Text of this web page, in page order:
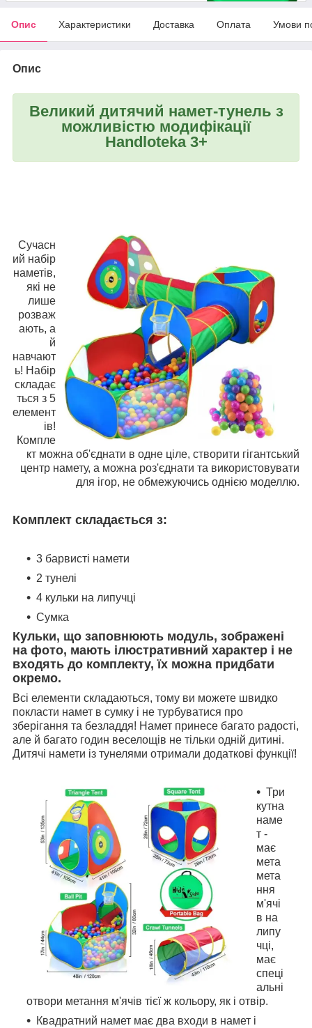
Опис Характеристики Доставка Оплата Умови
Опис
Великий дитячий намет-тунель з
можливістю модифікації
Handloteka 3+
Сучасн
ий набір
наметів,
які не
лише
розваж
ають, а
й
навчают
ь! Набір
складає
ться з 5
елемент
ів!
Компле
кт можна об'єднати в одне ціле, створити гігантський
центр намету, а можна роз'єднати та використовувати
для ігор, не обмежуючись однією моделлю.
Комплект складається з:
3 барвисті намети
2 тунелі
4 кульки на липучці
Сумка
Кульки, що заповнюють модуль, зображені
на фото, мають ілюстративний характер і не
входять до комплекту, їх можна придбати
окремо.
Всі елементи складаються, тому ви можете швидко
покласти намет в сумку і не турбуватися про
зберігання та безладдя! Намет принесе багато радості,
але й багато годин веселощів не тільки одній дитині.
Дитячі намети із тунелями отримали додаткові функції!
Три
кутна
наме
т -
має
мета
мета
ння
м'ячі
в на
липу
чці,
має
спеці
альні
отвори метання м'ячів тієї ж кольору, як і отвір.
Квадратний намет має два входи в намет і